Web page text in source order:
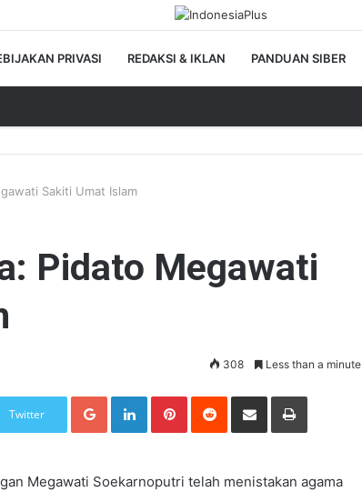
PRIVASI REDAKSI & IKLAN PANDUAN SIBER
Sakiti Umat Islam
Pidato Megawati
308 Less than a minute
Twitter
Google+LinkedInPinterestReddit Share via Email Print
Megawati Soekarnoputri telah menistakan agama